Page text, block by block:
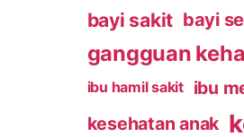
bayi sakit bayi
gangguan
ibu hamil sakit ibu
kesehatan anak